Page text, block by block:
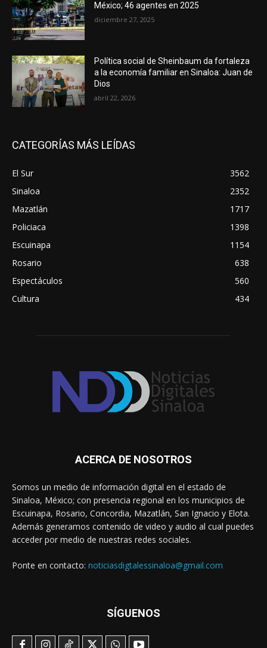
México; 46 agentes en 2025
diciembre 27, 2025
Política social de Sheinbaum da fortaleza
a la economía familiar en Sinaloa: Juan de
Dios
abril 22, 2026
CATEGORÍAS MÁS LEÍDAS
El Sur
3562
Sinaloa
2352
Mazatlán
1717
Policiaca
1398
Escuinapa
1154
Rosario
638
Espectáculos
560
Cultura
434
ACERCA DE NOSOTROS
Somos un medio de información digital en el estado de
Sinaloa, México; con presencia regional en los municipios de
Escuinapa, Rosario, Concordia, Mazatlán, San Ignacio y Elota.
Además generamos contenido de video y audio al cual puedes
acceder por medio de nuestras redes sociales.
Ponte en contacto: noticiasdigtalessinaloa@gmail.com
SÍGUENOS